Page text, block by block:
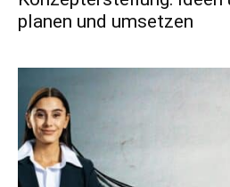
planen und umsetzen